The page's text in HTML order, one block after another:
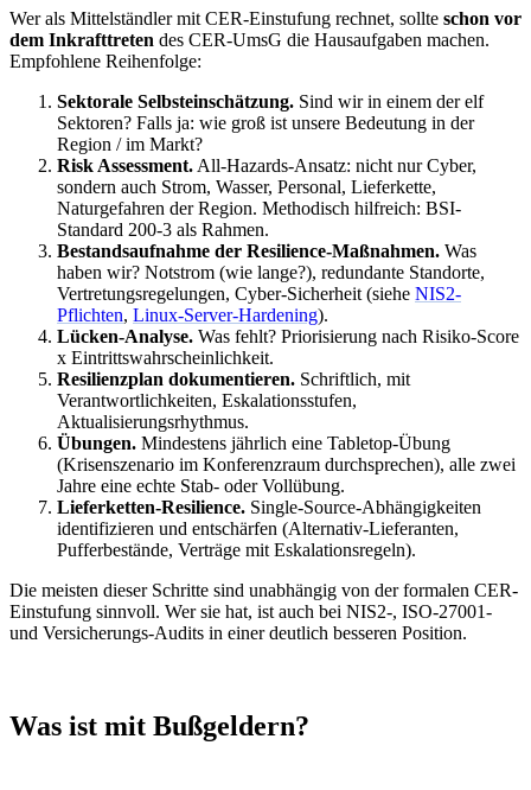
Wer als Mittelständler mit CER-Einstufung rechnet, sollte schon vor
dem Inkrafttreten des CER-UmsG die Hausaufgaben machen.
Empfohlene Reihenfolge:
Sektorale Selbsteinschätzung. Sind wir in einem der elf
Sektoren? Falls ja: wie groß ist unsere Bedeutung in der
Region / im Markt?
Risk Assessment. All-Hazards-Ansatz: nicht nur Cyber,
sondern auch Strom, Wasser, Personal, Lieferkette,
Naturgefahren der Region. Methodisch hilfreich: BSI-
Standard 200-3 als Rahmen.
Bestandsaufnahme der Resilience-Maßnahmen. Was
haben wir? Notstrom (wie lange?), redundante Standorte,
Vertretungsregelungen, Cyber-Sicherheit (siehe NIS2-
Pflichten, Linux-Server-Hardening).
Lücken-Analyse. Was fehlt? Priorisierung nach Risiko-Score
x Eintrittswahrscheinlichkeit.
Resilienzplan dokumentieren. Schriftlich, mit
Verantwortlichkeiten, Eskalationsstufen,
Aktualisierungsrhythmus.
Übungen. Mindestens jährlich eine Tabletop-Übung
(Krisenszenario im Konferenzraum durchsprechen), alle zwei
Jahre eine echte Stab- oder Vollübung.
Lieferketten-Resilience. Single-Source-Abhängigkeiten
identifizieren und entschärfen (Alternativ-Lieferanten,
Pufferbestände, Verträge mit Eskalationsregeln).
Die meisten dieser Schritte sind unabhängig von der formalen CER-
Einstufung sinnvoll. Wer sie hat, ist auch bei NIS2-, ISO-27001-
und Versicherungs-Audits in einer deutlich besseren Position.
Was ist mit Bußgeldern?